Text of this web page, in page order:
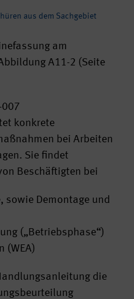
aus dem Sachgebiet
am
A11-2 (Seite
007
konkrete
bei Arbeiten
Sie findet
Beschäftigten bei
sowie Demontage und
(„Betriebsphase“)
(WEA)
die